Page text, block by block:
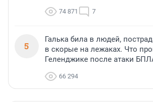
74 871 7
5
Галька била в людей,
в скорые на лежаках. Что
Геленджике после атаки
66 294